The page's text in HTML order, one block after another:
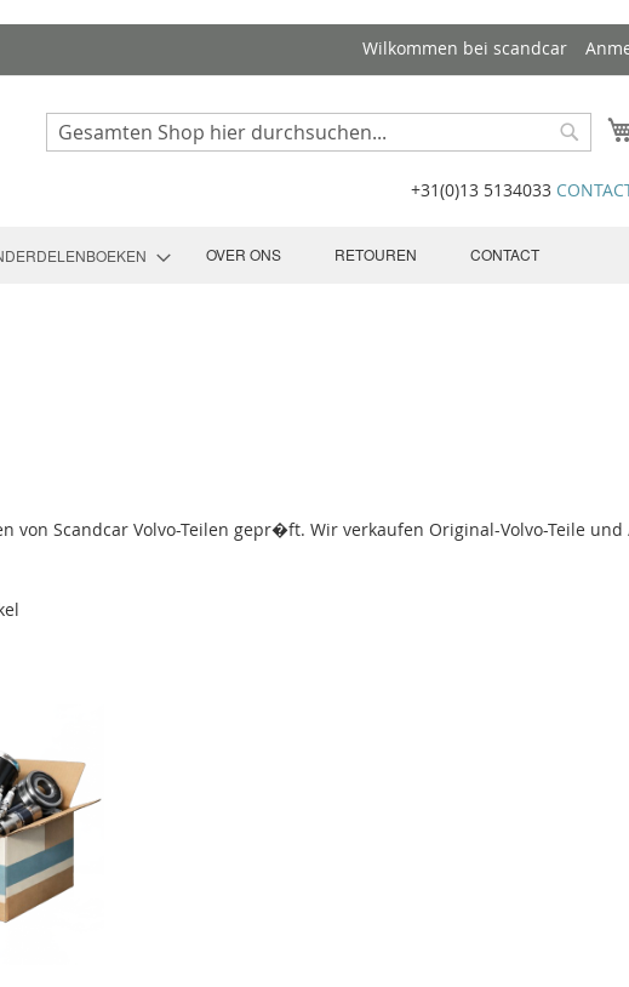
Wilkommen bei scandcar
Search
+31(0)13 5134033
OVER ONS RETOUREN CONTACT
von Scandcar Volvo-Teilen gepr�ft. Wir verkaufen Original-Volvo-Teile